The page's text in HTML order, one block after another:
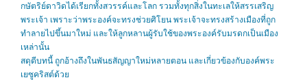
กษัตริย์ดาวิดได้เรียกทั้งสวรรค์และโลก รวมทั้งทุกสิ่งในทะเลให้สรรเสริญ
พระเจ้า เพราะว่าพระองค์จะทรงช่วยศิโยน พระเจ้าจะทรงสร้างเมืองที่ถูก
ทำลายไปขึ้นมาใหม่ และให้ลูกหลานผู้รับใช้ของพระองค์รับมรดกเป็นเมือง
เหล่านั้น
สดุดีบทนี้ ถูกอ้างถึงในพันธสัญญาใหม่หลายตอน และเกี่ยวข้องกับองค์พระ
เยซูคริสต์ด้วย